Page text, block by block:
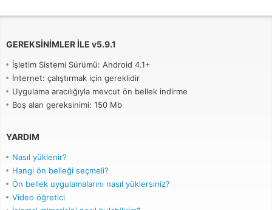
GEREKSINIMLER ILE v5.9.1
İşletim Sistemi Sürümü: Android 4.1+
İnternet: çalıştırmak için gereklidir
Uygulama aracılığıyla mevcut ön bellek indirme
Boş alan gereksinimi: 150 Mb
YARDIM
Nasıl yüklenir?
Hangi ön belleği seçmeli?
Ön bellek uygulamalarını nasıl yüklersiniz?
Video öğretici